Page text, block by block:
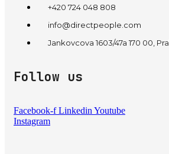
+420 724 048 808
info@directpeople.com
Jankovcova 1603/47a 170 00,
Follow us
Facebook-f Linkedin Youtube
Instagram